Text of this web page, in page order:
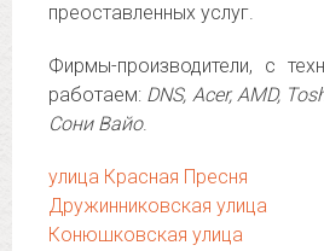
преоставленных услуг.
Фирмы-производители, с
работаем: DNS, Acer, AMD,
Сони Вайо.
улица Красная Пресня
Дружинниковская улица
Конюшковская улица